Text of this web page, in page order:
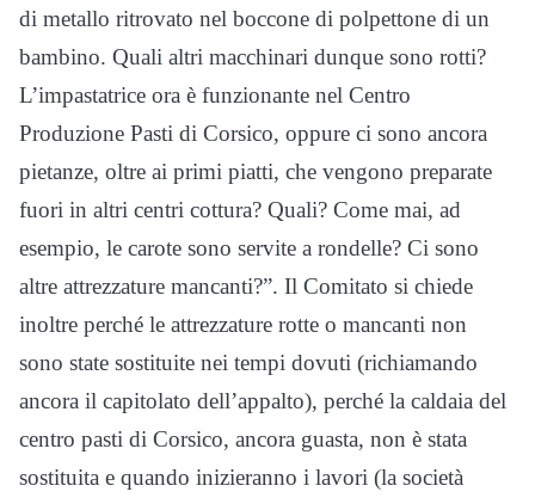
di metallo ritrovato nel boccone di polpettone di un
bambino. Quali altri macchinari dunque sono rotti?
L’impastatrice ora è funzionante nel Centro
Produzione Pasti di Corsico, oppure ci sono ancora
pietanze, oltre ai primi piatti, che vengono preparate
fuori in altri centri cottura? Quali? Come mai, ad
esempio, le carote sono servite a rondelle? Ci sono
altre attrezzature mancanti?”. Il Comitato si chiede
inoltre perché le attrezzature rotte o mancanti non
sono state sostituite nei tempi dovuti (richiamando
ancora il capitolato dell’appalto), perché la caldaia del
centro pasti di Corsico, ancora guasta, non è stata
sostituita e quando inizieranno i lavori (la società